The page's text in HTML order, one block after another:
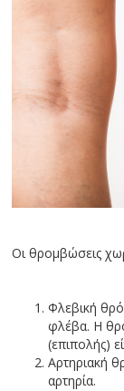
Οι θρομβώσεις
Φλεβική
φλέβα. Η
(επιπολής)
Αρτηριακή
αρτηρία.